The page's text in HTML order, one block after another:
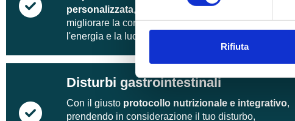
Rifiuta
personalizzata, per incrementare le performance,
migliorare la composizione corporea, l'aspetto fisico ,
l'energia e la lucidità mentale.
Disturbi gastrointestinali
Con il giusto protocollo nutrizionale e integrativo,
prendendo in considerazione il tuo disturbo,